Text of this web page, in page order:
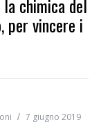
chimica del
per vincere i
7 giugno 2019